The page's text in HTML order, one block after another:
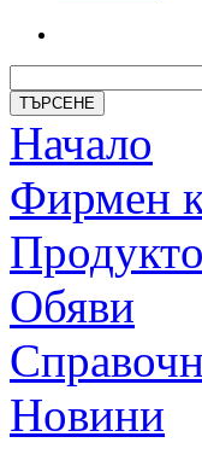
Начало
Фирмен
Обяви
Новини